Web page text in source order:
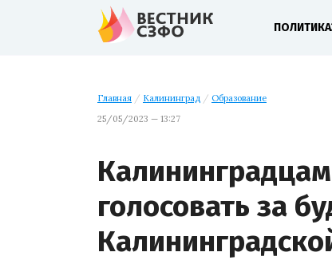
ПОЛИТИКА
Главная / Калининград / Образование
25/05/2023 — 13:27
голосовать за